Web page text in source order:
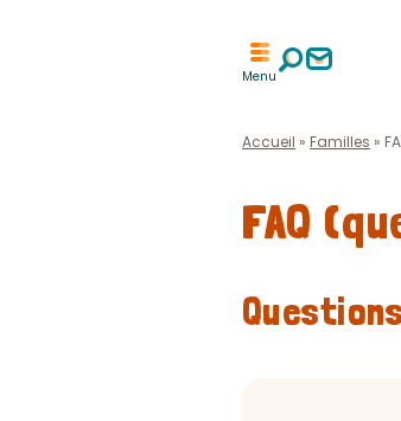
Menu
Aller
à
contact
Accueil » Familles »
FAQ